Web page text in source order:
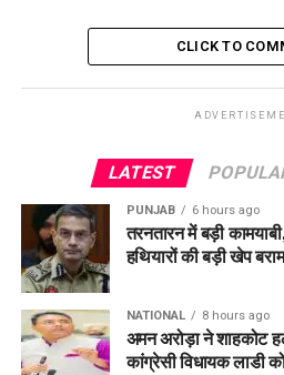
CLICK TO
LATEST
PUNJAB 6 hours ago
तरनतारन में बड़ी
हथियारों की बड़ी खेप
NATIONAL 8 hours ago
अमन अरोड़ा ने शाहकोट
कांग्रेसी विधायक लाडी